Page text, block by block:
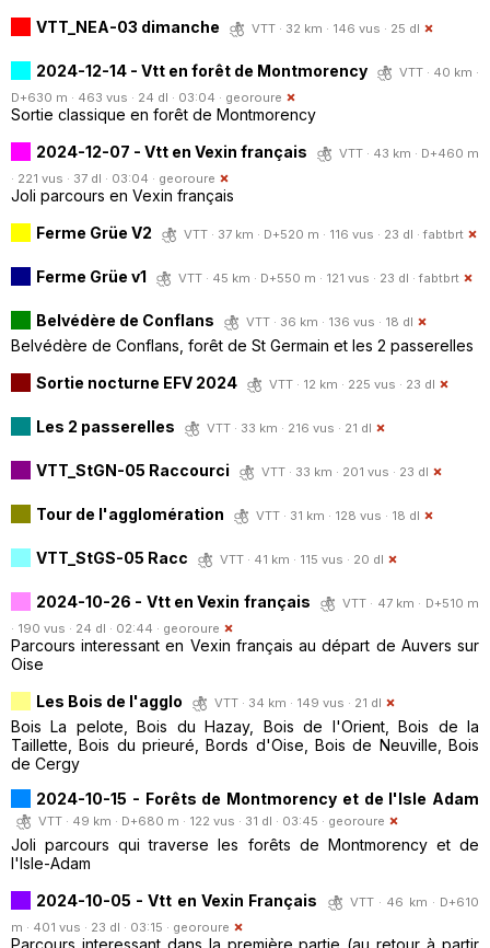
VTT_NEA-03 dimanche
VTT · 32 km · 146 vus · 25 dl
2024-12-14 - Vtt en forêt de Montmorency
VTT · 40 km ·
D+630 m · 463 vus · 24 dl · 03:04 · georoure
Sortie classique en forêt de Montmorency
2024-12-07 - Vtt en Vexin français
VTT · 43 km · D+460 m
· 221 vus · 37 dl · 03:04 · georoure
Joli parcours en Vexin français
Ferme Grüe V2
VTT · 37 km · D+520 m · 116 vus · 23 dl · fabtbrt
Ferme Grüe v1 VTT · 45 km · D+550 m · 121 vus · 23 dl · fabtbrt
Belvédère de Conflans VTT · 36 km · 136 vus · 18 dl
Belvédère de Conflans, forêt de St Germain et les 2 passerelles
Sortie nocturne EFV 2024
VTT · 12 km · 225 vus · 23 dl
Les 2 passerelles VTT · 33 km · 216 vus · 21 dl
VTT_StGN-05 Raccourci VTT · 33 km · 201 vus · 23 dl
Tour de l'agglomération VTT · 31 km · 128 vus · 18 dl
VTT_StGS-05 Racc VTT · 41 km · 115 vus · 20 dl
2024-10-26 - Vtt en Vexin français
VTT · 47 km · D+510 m
· 190 vus · 24 dl · 02:44 · georoure
Parcours interessant en Vexin français au départ de Auvers sur
Oise
Les Bois de l'agglo
VTT · 34 km · 149 vus · 21 dl
Bois La pelote, Bois du Hazay, Bois de l'Orient, Bois de la
Taillette, Bois du prieuré, Bords d'Oise, Bois de Neuville, Bois
de Cergy
2024-10-15 - Forêts de Montmorency et de l'Isle Adam
VTT · 49 km · D+680 m · 122 vus · 31 dl · 03:45 · georoure
Joli parcours qui traverse les forêts de Montmorency et de
l'Isle-Adam
2024-10-05 - Vtt en Vexin Français
VTT · 46 km · D+610
m · 401 vus · 23 dl · 03:15 · georoure
Parcours interessant dans la première partie (au retour à partir